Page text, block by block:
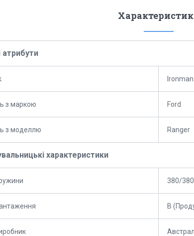
атрибути
Ironman
з маркою Ford
з моделлю Ranger
характеристики
380/
B